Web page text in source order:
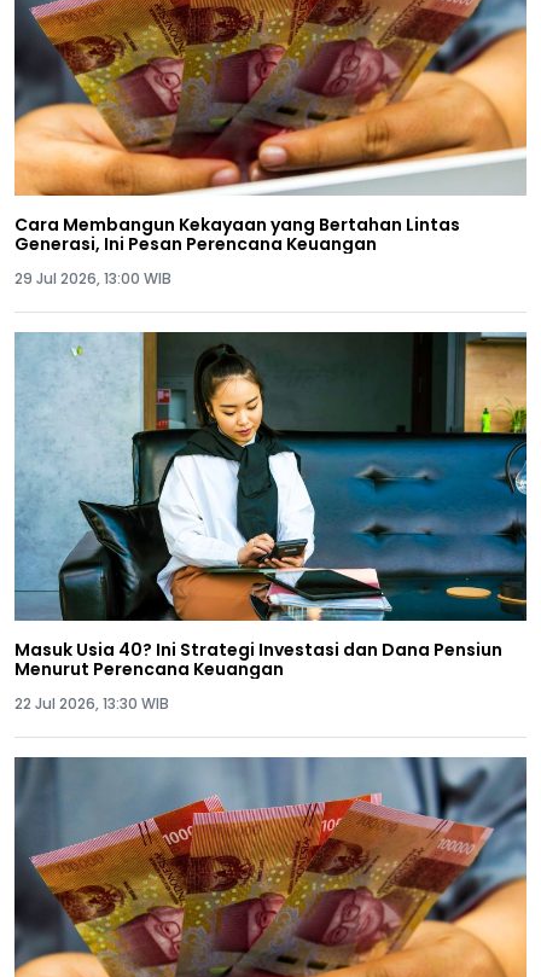
Cara Membangun Kekayaan yang Bertahan Lintas
Generasi, Ini Pesan Perencana Keuangan
29 Jul 2026, 13:00 WIB
Masuk Usia 40? Ini Strategi Investasi dan Dana Pensiun
Menurut Perencana Keuangan
22 Jul 2026, 13:30 WIB